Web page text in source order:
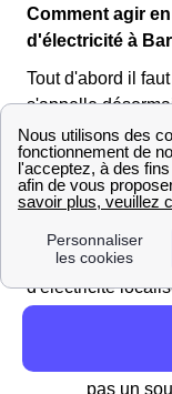
Comment agir
d'électricité à
Tout d'abord il
s'appelle
d'électricité deux
Panne
quartier de
sauf attendre la
Enedis pour
d'électricité
Au-Plain, deux
pas un